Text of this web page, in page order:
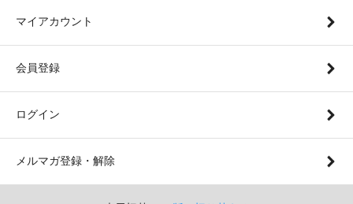
マイアカウント
会員登録
ログイン
メルマガ登録・解除